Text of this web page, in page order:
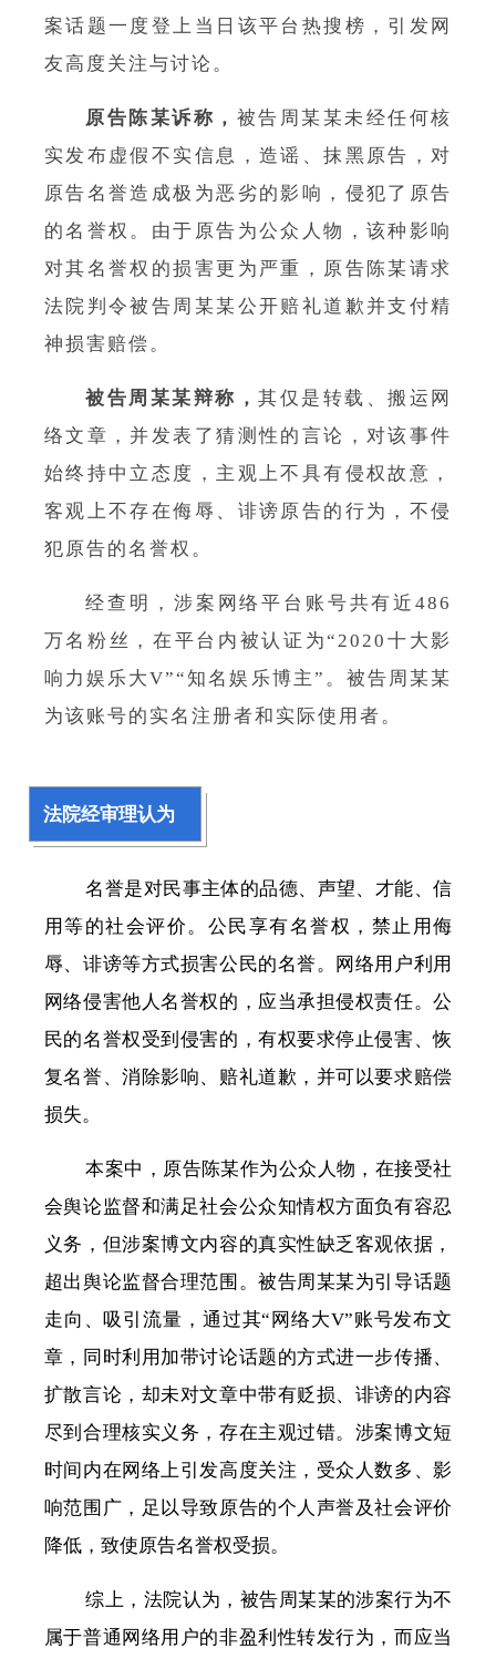
案话题一度登上当日该平台热搜榜，引发网
友高度关注与讨论。
原告陈某诉称， 被告周某某未经任何核
实发布虚假不实信息，造谣、抹黑原告，对
原告名誉造成极为恶劣的影响，侵犯了原告
的名誉权。由于原告为公众人物，该种影响
对其名誉权的损害更为严重，原告陈某请求
法院判令被告周某某公开赔礼道歉并支付精
神损害赔偿。
被告周某某辩称，其仅是转载、搬运网
络文章，并发表了猜测性的言论，对该事件
始终持中立态度，主观上不具有侵权故意，
客观上不存在侮辱、诽谤原告的行为，不侵
犯原告的名誉权。
经查明，涉案网络平台账号共有近486
万名粉丝，在平台内被认证为“2020十大影
响力娱乐大V”“知名娱乐博主”。被告周某某
为该账号的实名注册者和实际使用者。
法院经审理认为
名誉是对民事主体的品德、声望、才能、信
用等的社会评价。公民享有名誉权，禁止用侮
辱、诽谤等方式损害公民的名誉。网络用户利用
网络侵害他人名誉权的，应当承担侵权责任。公
民的名誉权受到侵害的，有权要求停止侵害、恢
复名誉、消除影响、赔礼道歉，并可以要求赔偿
损失。
本案中，原告陈某作为公众人物，在接受社
会舆论监督和满足社会公众知情权方面负有容忍
义务，但涉案博文内容的真实性缺乏客观依据，
超出舆论监督合理范围。被告周某某为引导话题
走向、吸引流量，通过其“网络大V”账号发布文
章，同时利用加带讨论话题的方式进一步传播、
扩散言论，却未对文章中带有贬损、诽谤的内容
尽到合理核实义务，存在主观过错。涉案博文短
时间内在网络上引发高度关注，受众人数多、影
响范围广，足以导致原告的个人声誉及社会评价
降低，致使原告名誉权受损。
综上，法院认为，被告周某某的涉案行为不
属于普通网络用户的非盈利性转发行为，而应当